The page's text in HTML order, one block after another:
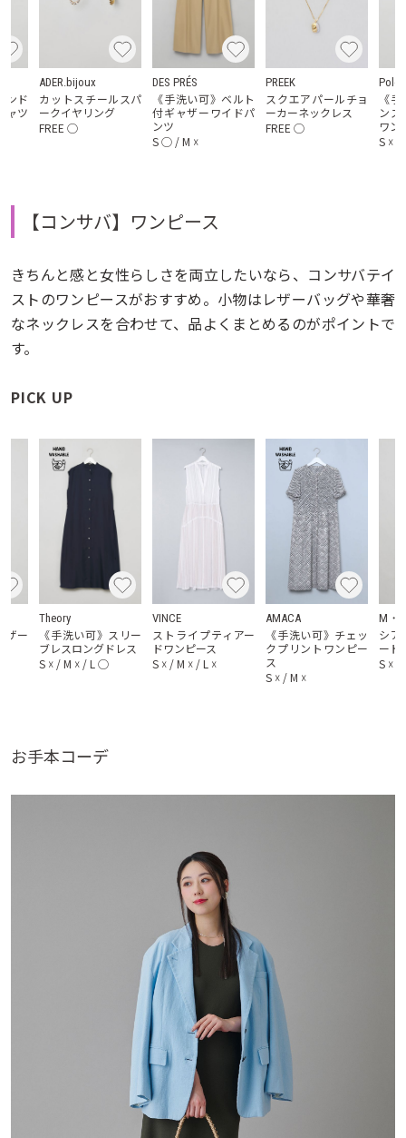
ンド
ャツ
ADER.bijoux
カットスチールスパ
ークイヤリング
FREE ◯
DES PRÉS
《手洗い可》ベルト
付ギャザーワイドパ
ンツ
S ◯ / M ☓
PREEK
スクエアパールチョ
ーカーネックレス
FREE ◯
Polo
《
ンス
ワン
S ☓
【コンサバ】ワンピース
きちんと感と女性らしさを両立したいなら、コンサバテイ
ストのワンピースがおすすめ。小物はレザーバッグや華奢
なネックレスを合わせて、品よくまとめるのがポイントで
す。
PICK UP
ザー
Theory
《手洗い可》スリー
ブレスロングドレス
S ☓ / M ☓ / L ◯
VINCE
ストライプティアー
ドワンピース
S ☓ / M ☓ / L ☓
AMACA
《手洗い可》チェッ
クプリントワンピー
ス
S ☓ / M ☓
M・
シア
ード
S ☓
お手本コーデ